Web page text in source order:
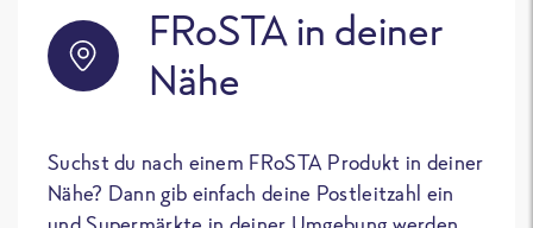
FRoSTA in deiner
Nähe
Suchst du nach einem FRoSTA Produkt in deiner
Nähe? Dann gib einfach deine Postleitzahl ein